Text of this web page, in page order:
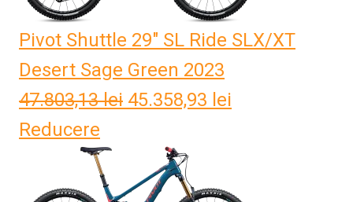
Pivot Shuttle 29" SL Ride SLX/XT
Desert Sage Green 2023
47.803,13lei Prețul
fost:
45.358,93 lei
45.358,93 lei.
Reducere